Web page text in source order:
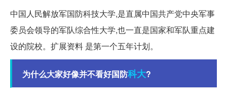
中国人民解放军国防科技大学,是直属中国共产党中央军事
委员会领导的军队综合性大学,也一直是国家和军队重点建
设的院校。扩展资料 是第一个五年计划。
为什么大家好像并不看好国防科大?